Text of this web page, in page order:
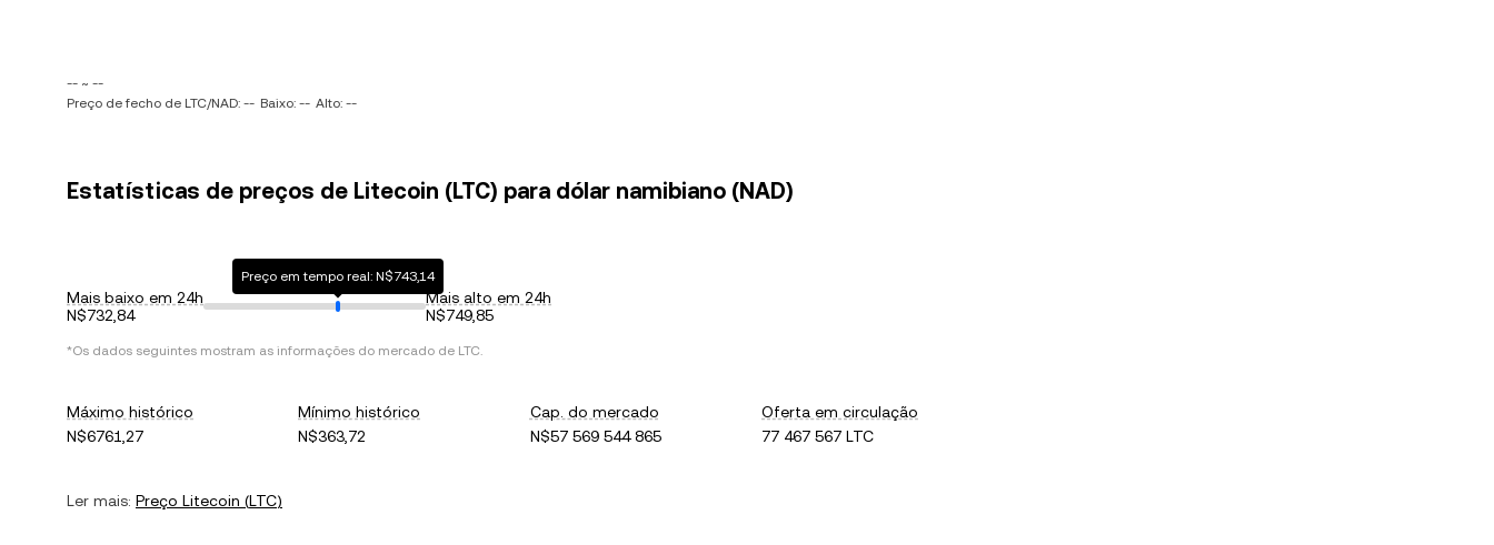
-- ~ --
Preço de fecho de LTC/NAD: -- Baixo: -- Alto: --
Estatísticas de preços de Litecoin (LTC) para dólar namibiano (NAD)
Mais baixo em 24h
N$732,84
Preço em tempo real: N$743,14
Mais alto em 24h
N$749,85
*Os dados seguintes mostram as informações do mercado de LTC.
Máximo histórico
N$6761,27
Mínimo histórico
N$363,72
Cap. do mercado
N$57 569 544 865
Oferta em circulação
77 467 567 LTC
Ler mais: Preço Litecoin (LTC)